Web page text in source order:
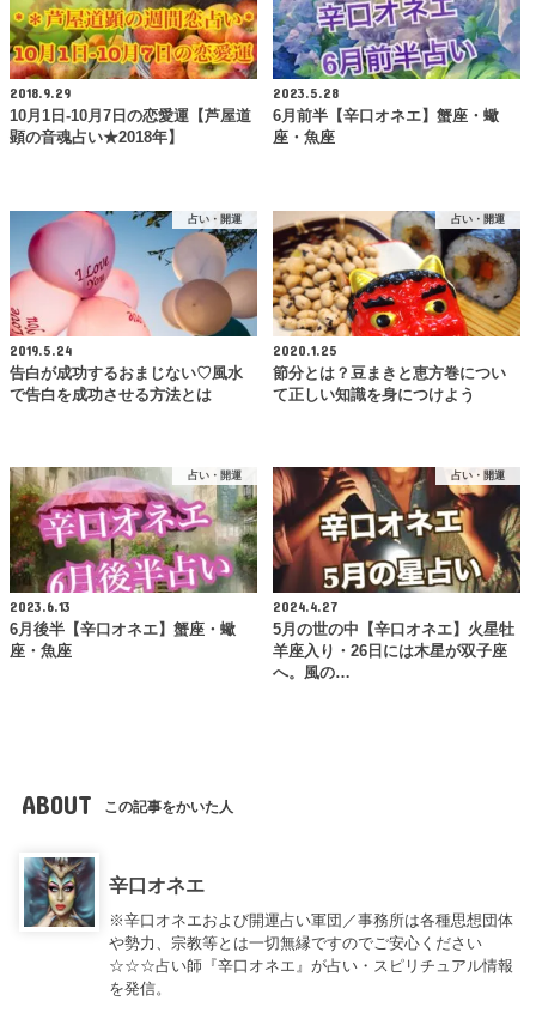
2018.9.29
10月1日-10月7日の恋愛運【芦屋道
顕の音魂占い★2018年】
2023.5.28
6月前半【辛口オネエ】蟹座・蠍
座・魚座
占い・開運
2019.5.24
告白が成功するおまじない♡風水
で告白を成功させる方法とは
占い・開運
2020.1.25
節分とは？豆まきと恵方巻につい
て正しい知識を身につけよう
占い・開運
2023.6.13
6月後半【辛口オネエ】蟹座・蠍
座・魚座
占い・開運
2024.4.27
5月の世の中【辛口オネエ】火星牡
羊座入り・26日には木星が双子座
へ。風の…
ABOUT この記事をかいた人
辛口オネエ
※辛口オネエおよび開運占い軍団／事務所は各種思想団体
や勢力、宗教等とは一切無縁ですのでご安心ください
☆☆☆占い師『辛口オネエ』が占い・スピリチュアル情報
を発信。